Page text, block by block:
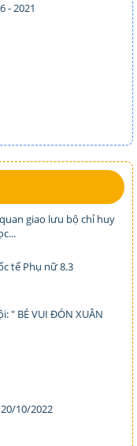
- 2021
giao lưu bộ chỉ huy
tế Phụ nữ 8.3
" BÉ VUI ĐÓN XUÂN
10/2022